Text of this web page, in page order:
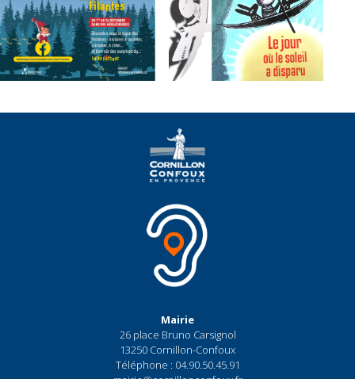
Mairie
26 place Bruno Carsignol
13250 Cornillon-Confoux
Téléphone : 04.90.50.45.91